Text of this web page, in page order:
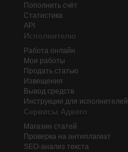
Пополнить счёт
Статистика
API
Исполнителю
Работа онлайн
Мои работы
Продать статью
Извещения
Вывод средств
Инструкции для исполнителей
Сервисы Адвего
Магазин статей
Проверка на антиплагиат
SEO-анализ текста